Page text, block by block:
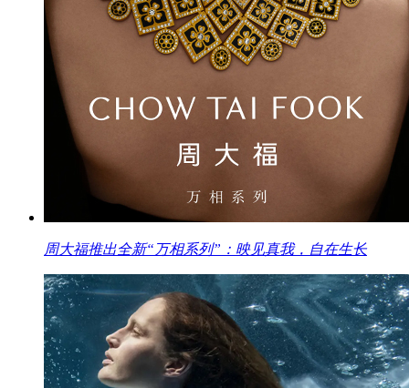
周大福推出全新“万相系列”：映见真我，自在生长